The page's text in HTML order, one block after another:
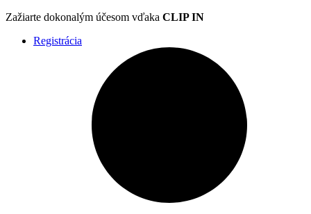
Zažiarte dokonalým účesom vďaka CLIP IN
Registrácia